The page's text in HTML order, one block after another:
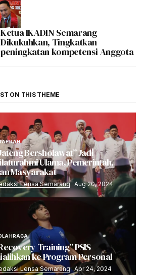
Ketua IKADIN Semarang
Dikukuhkan, Tingkatkan
peningkatan kompetensi Anggota
ON THIS THEME
Bersholawat” Jadi
Ulama, Pemerintah,
Masyarakat
Lensa Semarang Aug 20, 2024
Training” PSIS
ke Program Personal
Lensa Semarang Apr 24, 2024